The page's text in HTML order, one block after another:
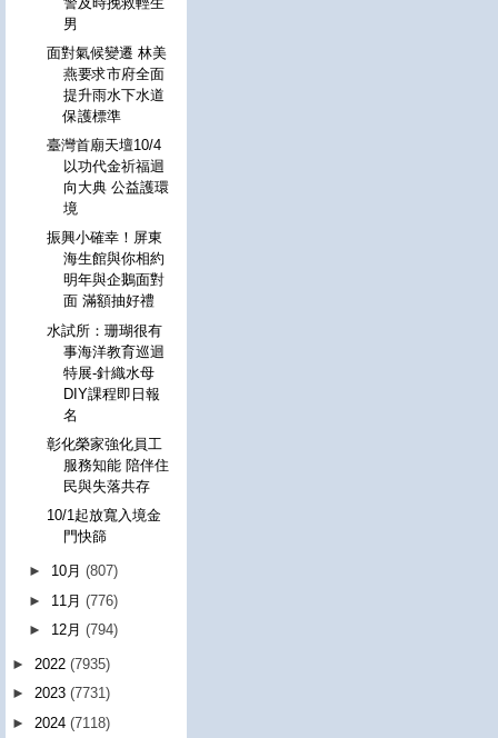
男
面對氣候變遷 林美
燕要求市府全面
提升雨水下水道
保護標準
臺灣首廟天壇10/4
以功代金祈福迴
向大典 公益護環
境
振興小確幸！屏東
海生館與你相約
明年與企鵝面對
面 滿額抽好禮
水試所：珊瑚很有
事海洋教育巡迴
特展-針織水母
DIY課程即日報
名
彰化榮家強化員工
服務知能 陪伴住
民與失落共存
10/1起放寬入境金
門快篩
► 10月(807)
► 11月(776)
► 12月(794)
► 2022 (7935)
► 2023 (7731)
► 2024 (7118)